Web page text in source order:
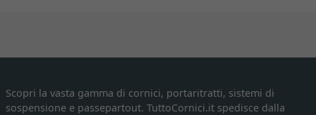
Scopri la vasta gamma di cornici, portaritratti, sistemi di
sospensione e passepartout. TuttoCornici.it spedisce dalla